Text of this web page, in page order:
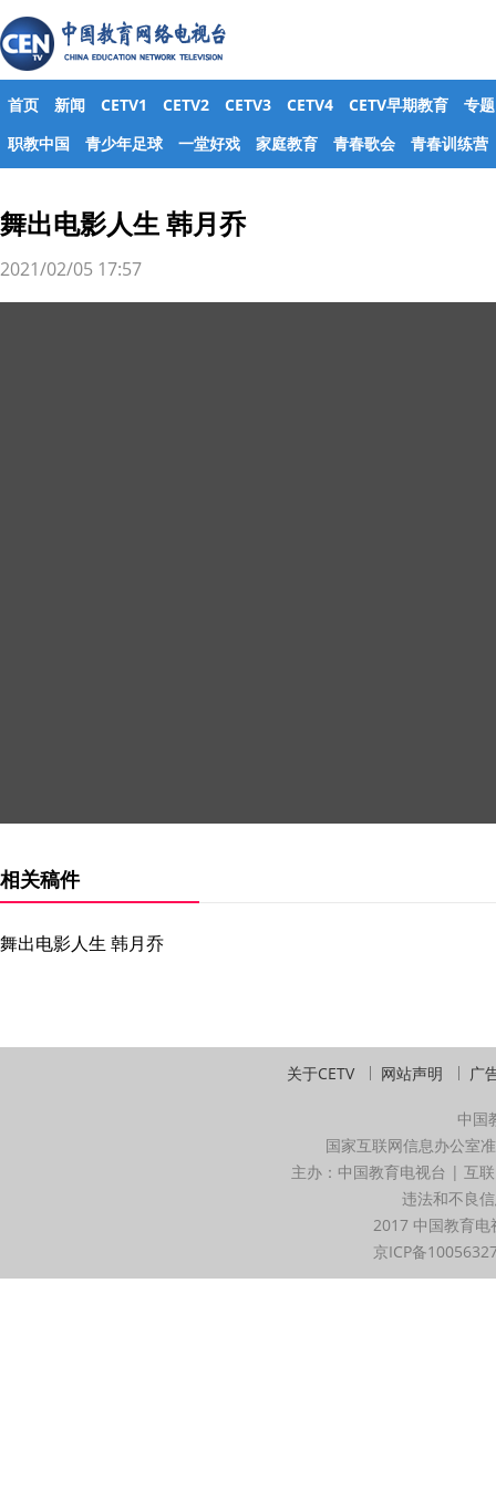
首页 新闻 CETV1 CETV2 CETV3 CETV4 CETV早期教育
专题
职教中国
青少年足球 一堂好戏 家庭教育 青春歌会 青春训练营
舞出电影人生 韩月乔
2021/02/05 17:57
相关稿件
舞出电影人生 韩月乔
关于CETV 网站声明 广
中国
国家互联网信息办公室
主办：中国教育电视台 | 互
违法和不良
2017 中国教育
京ICP备